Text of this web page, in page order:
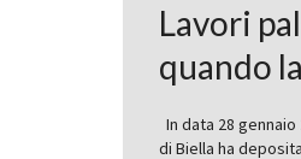
Lavori
quando
In data 28
di Biella ha